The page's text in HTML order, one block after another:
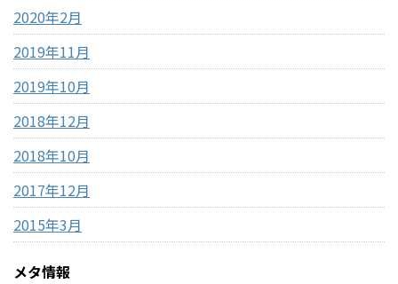
2020年2月
2019年11月
2019年10月
2018年12月
2018年10月
2017年12月
2015年3月
メタ情報